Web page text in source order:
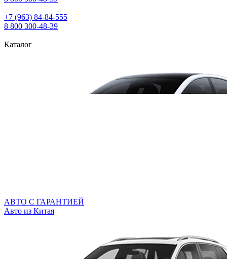
+7 (963) 84‑84‑555
8 800 300‑48‑39
Каталог
АВТО С ГАРАНТИЕЙ
Авто из Китая